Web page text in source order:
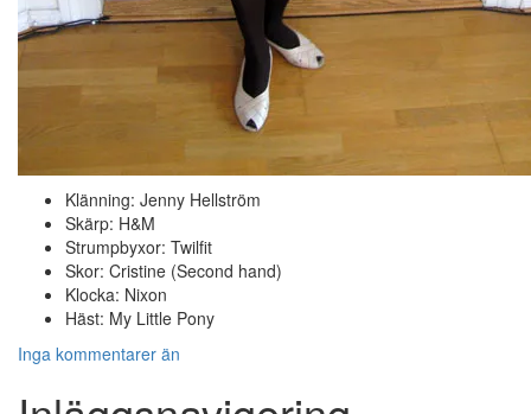
Klänning: Jenny Hellström
Skärp: H&M
Strumpbyxor: Twilfit
Skor: Cristine (Second hand)
Klocka: Nixon
Häst: My Little Pony
Inga kommentarer än